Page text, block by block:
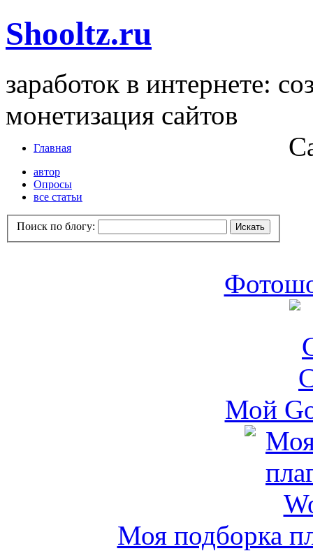
Shooltz.ru
заработок в интернете:
монетизация сайтов
Главная
автор
Опросы
все статьи
Поиск по блогу:
Мой
Моя подборка